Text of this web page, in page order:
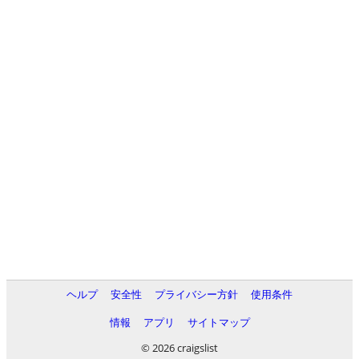
ヘルプ 安全性 プライバシー方針
使用条件
情報
アプリ
サイトマップ
© 2026 craigslist